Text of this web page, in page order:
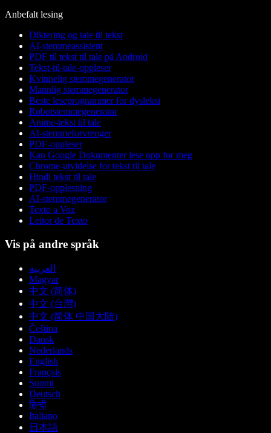
Anbefalt lesing
Diktering og tale til tekst
AI-stemmeassistent
PDF til tekst til tale på Android
Tekst-til-tale-oppleser
Kvinnelig stemmegenerator
Mannlig stemmegenerator
Beste leseprogrammer for dysleksi
Robotstemmegenerator
Anime-tekst til tale
AI-stemmeforvrenger
PDF-oppleser
Kan Google Dokumenter lese opp for meg
Chrome-utvidelse for tekst til tale
Hindi tekst til tale
PDF-opplesning
AI-stemmegenerator
Texto a Voz
Leitor de Texto
Vis på andre språk
العربية
Magyar
中文 (简体)
中文 (台灣)
中文 (简体 中国大陆)
Čeština
Dansk
Nederlands
English
Français
Suomi
Deutsch
हिन्दी
Italiano
日本語